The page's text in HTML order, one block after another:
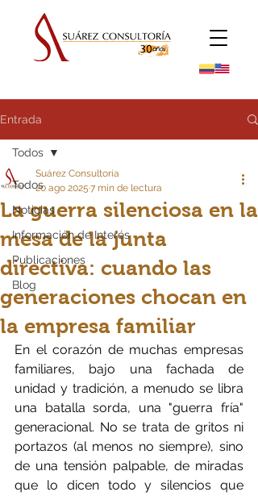
Entrada
Todos
Noticias
Información de Interés
Publicaciones
Blog
Todos
La guerra silenciosa en la
mesa de la junta
directiva: cuando las
generaciones chocan en
la empresa familiar
Suárez Consultoría
20 ago 2025 7 min de lectura
En el corazón de muchas empresas
familiares, bajo una fachada de
unidad y tradición, a menudo se libra
una batalla sorda, una "guerra fría"
generacional. No se trata de gritos ni
portazos (al menos no siempre), sino
de una tensión palpable, de miradas
que lo dicen todo y silencios que